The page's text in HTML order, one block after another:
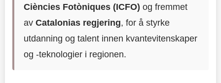
Ciències Fotòniques (ICFO) og fremmet
avCatalonias regjering, for å styrke
utdanning og talent innen kvantevitenskaper
og -teknologier i regionen.